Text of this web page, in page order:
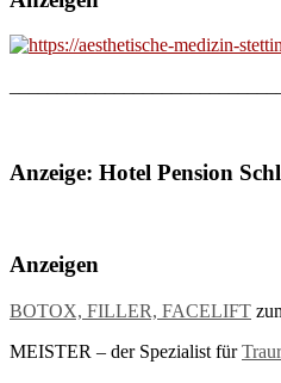
Anzeige: Hotel Pension
Anzeigen
BOTOX, FILLER, FACELIFT
MEISTER – der Spezialist für